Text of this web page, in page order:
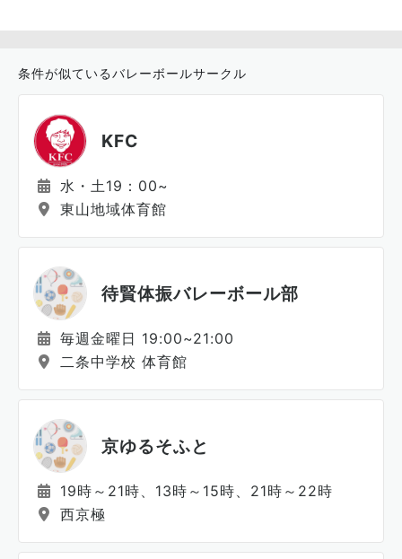
条件が似ているバレーボールサークル
KFC
水・土19：00~
東山地域体育館
待賢体振バレーボール部
毎週金曜日 19:00~21:00
二条中学校 体育館
京ゆるそふと
19時～21時、13時～15時、21時～22時
西京極